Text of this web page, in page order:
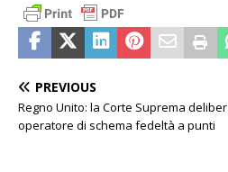
PREVIOUS
Regno Unito: la Corte Suprema
operatore di schema fedeltà a punti